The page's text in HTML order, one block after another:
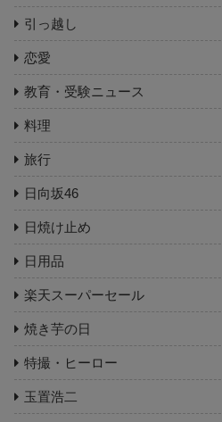
引っ越し
恋愛
教育・受験ニュース
料理
旅行
日向坂46
日焼け止め
日用品
楽天スーパーセール
焼き芋の日
特撮・ヒーロー
玉置浩二